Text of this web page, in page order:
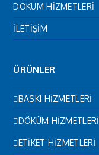
DÖKÜM HİZMETLERİ
İLETİŞİM
ÜRÜNLER
BASKI HİZMETLERİ
DÖKÜM HİZMETLERİ
ETİKET HİZMETLERİ